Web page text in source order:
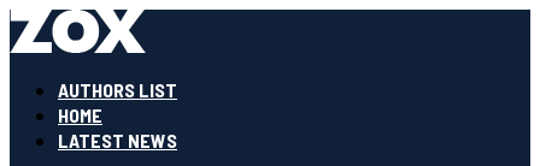
AUTHORS LIST
HOME
LATEST NEWS